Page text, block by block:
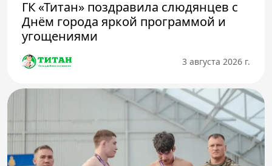
ГК «Титан» поздравила слюдянцев с
Днём города яркой программой и
угощениями
3 августа 2026 г.